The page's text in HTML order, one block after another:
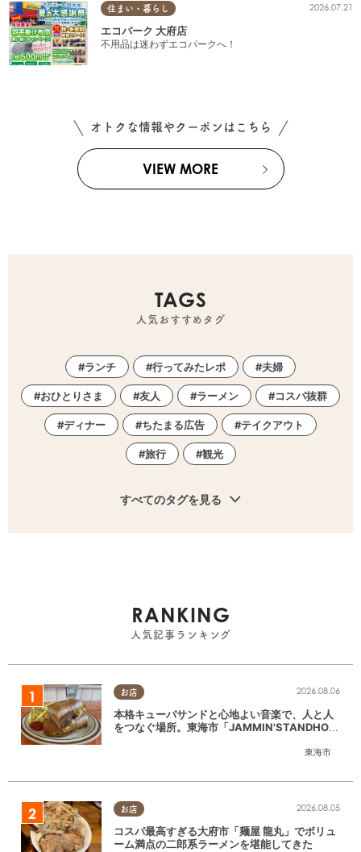
住まい・暮らし 2026.07.21
エコパーク 大府店
不用品は迷わずエコパークへ！
オトクな情報やクーポンはこちら
VIEW MORE
TAGS
人気おすすめタグ
ランチ 行ってみたレポ 夫婦
おひとりさま 友人 ラーメン コスパ抜群
ディナー ちたまる広告 テイクアウト
旅行 観光
すべてのタグを見る
RANKING
人気記事ランキング
お店
東海市
2026.08.06
本格キューバサンドと心地よい音楽で、人と人
をつなぐ場所。東海市「JAMMIN'STANDHOU
お店 2026.08.05
コスパ最高すぎる大府市「麺屋 龍丸」でボリュ
ーム満点の二郎系ラーメンを堪能してきた